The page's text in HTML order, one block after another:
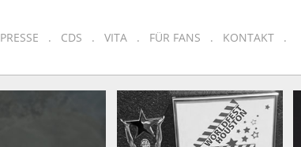
PRESSE CDS VITA FÜR FANS KONTAKT